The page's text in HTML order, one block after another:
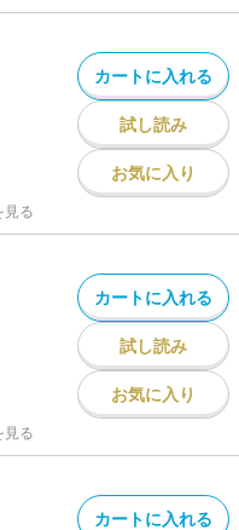
カートに入れる
試し読み
お気に入り
見る
カートに入れる
試し読み
お気に入り
見る
カートに入れる